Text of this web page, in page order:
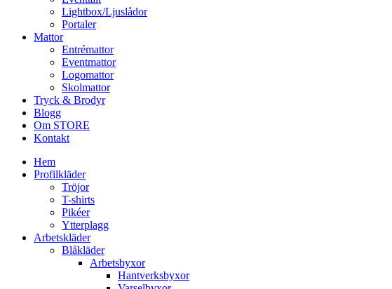
Lightbox/Ljuslådor
Portaler
Mattor
Entrémattor
Eventmattor
Logomattor
Skolmattor
Tryck & Brodyr
Blogg
Om STORE
Kontakt
Hem
Profilkläder
Tröjor
T-shirts
Pikéer
Ytterplagg
Arbetskläder
Blåkläder
Arbetsbyxor
Hantverksbyxor